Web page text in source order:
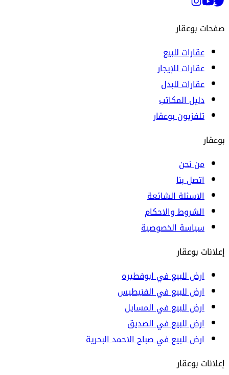
صفحات بوعقار
عقارات للبيع
عقارات للإيجار
عقارات للبدل
دليل المكاتب
تلفزيون بوعقار
بوعقار
من نحن
اتصل بنا
الاسئلة الشائعة
الشروط والاحكام
سياسة الخصوصية
إعلانات بوعقار
ارض للبيع في ابوفطيره
ارض للبيع في الفنيطيس
ارض للبيع في المسايل
ارض للبيع في الصديق
ارض للبيع في صباح الاحمد البحرية
إعلانات بوعقار